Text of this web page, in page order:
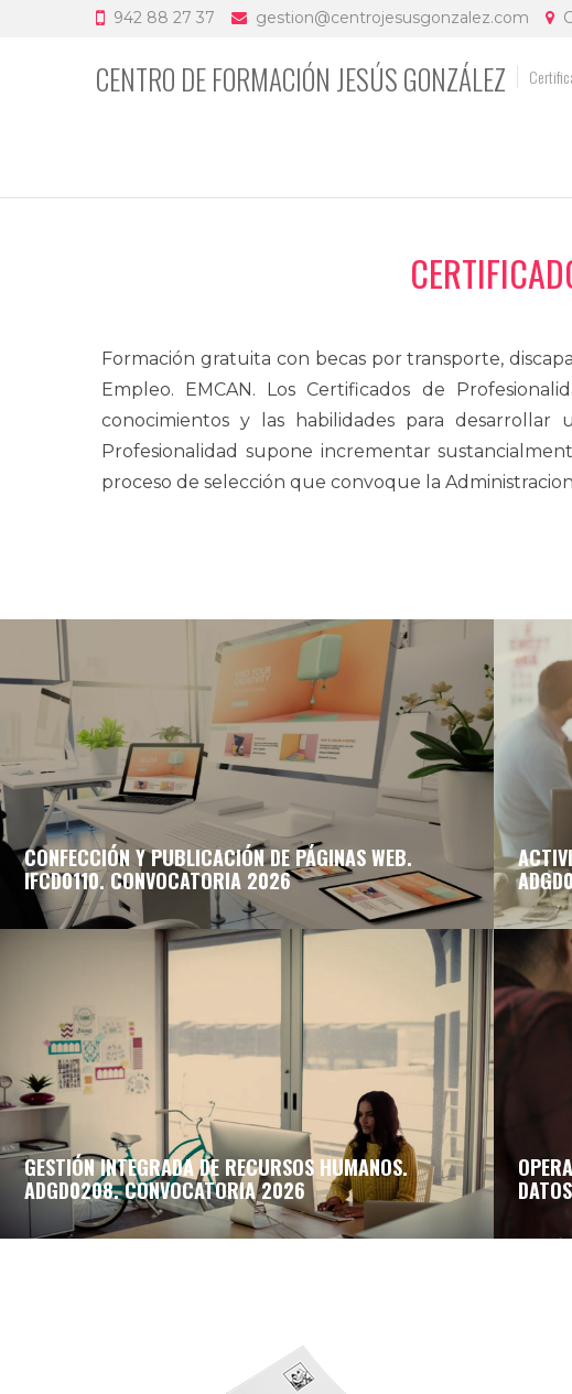
942 88 27 37 gestion@centrojesusgonzalez.com
CENTRO DE FORMACIÓN JESÚS GONZÁLEZ
Formación gratuita con becas por transporte,
Empleo. EMCAN. Los Certificados de
conocimientos y las habilidades para
Profesionalidad supone incrementar
proceso de selección que convoque la
CONFECCIÓN Y PUBLICACIÓN DE PÁGINAS WEB.
IFCD0110. CONVOCATORIA 2026
GESTIÓN INTEGRADA DE RECURSOS HUMANOS.
ADGD0208. CONVOCATORIA 2026